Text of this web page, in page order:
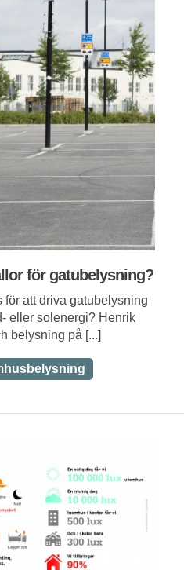
för gatubelysning?
att driva gatubelysning
eller solenergi? Henrik
belysning på [...]